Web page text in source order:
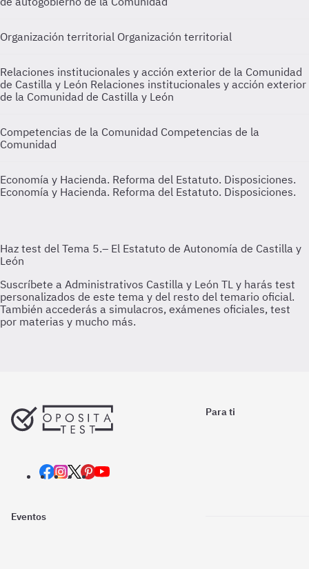
Organización territorial Organización territorial
Relaciones institucionales y acción exterior de la Comunidad
de Castilla y León Relaciones institucionales y acción exterior
de la Comunidad de Castilla y León
Competencias de la Comunidad Competencias de la
Comunidad
Economía y Hacienda. Reforma del Estatuto. Disposiciones.
Economía y Hacienda. Reforma del Estatuto. Disposiciones.
Para ti
Eventos